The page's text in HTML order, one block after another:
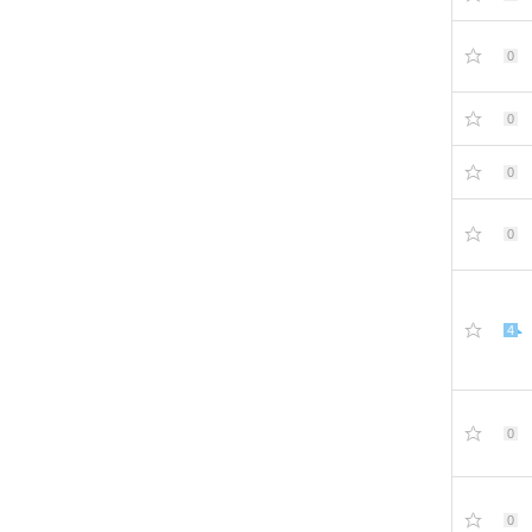
0
0
0
0
4
0
0